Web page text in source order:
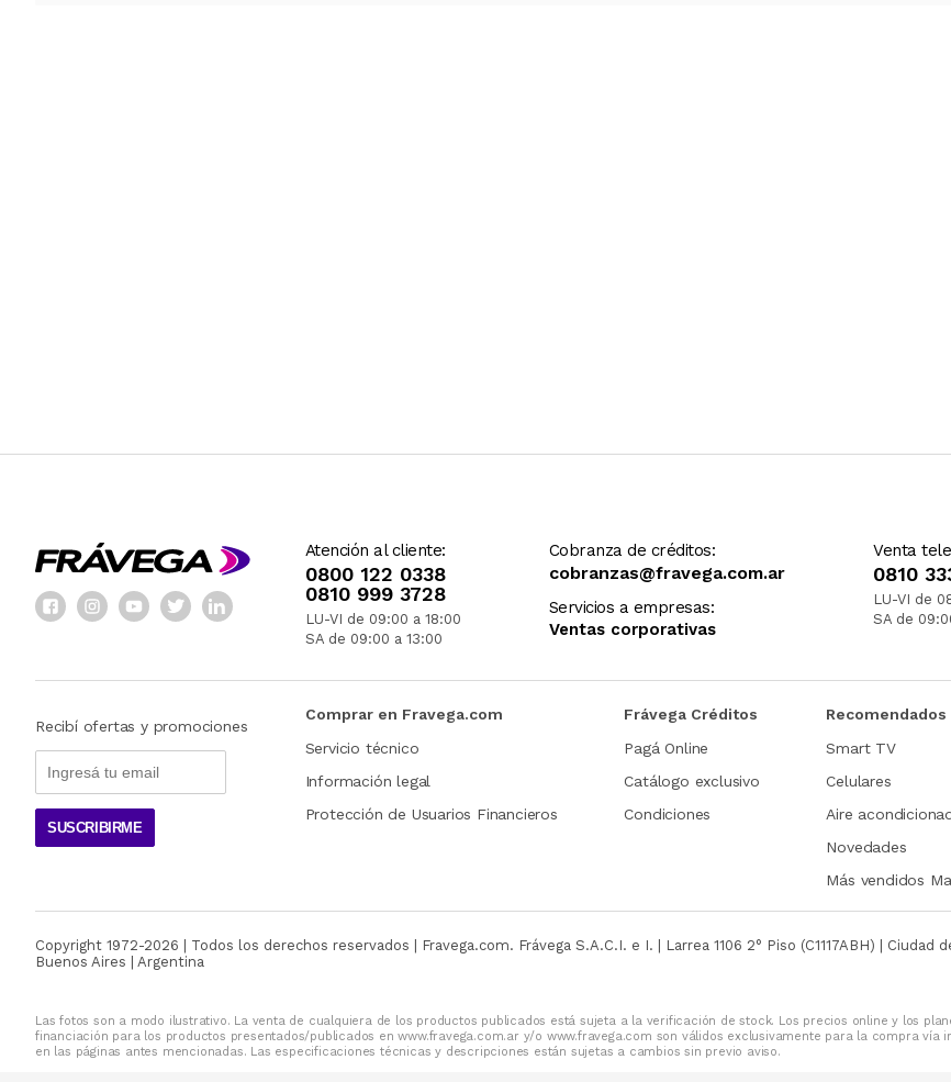
Atención al cliente:
0800 122 0338
0810 999 3728
LU-VI de 09:00 a 18:00
SA de 09:00 a 13:00
Cobranza de créditos:
cobranzas@fravega.com.ar
Servicios a empresas:
Ventas corporativas
Venta
0810
LU-VI de
SA de
Recibí ofertas y promociones
SUSCRIBIRME
Comprar en Fravega.com
Servicio técnico
Información legal
Protección de Usuarios Financieros
Frávega Créditos
Pagá Online
Catálogo exclusivo
Condiciones
Recomendados
Smart TV
Celulares
Aire
Novedades
Más vendidos
Copyright 1972-2026 | Todos los derechos reservados | Fravega.com. Frávega S.A.C.I. e I. | Larrea 1106 2° Piso (C1117ABH) | Ciudad
Buenos Aires | Argentina
Las fotos son a modo ilustrativo. La venta de cualquiera de los productos publicados está sujeta a la verificación de stock. Los precios online y los
financiación para los productos presentados/publicados en www.fravega.com.ar y/o www.fravega.com son válidos exclusivamente para la compra vía
en las páginas antes mencionadas. Las especificaciones técnicas y descripciones están sujetas a cambios sin previo aviso.